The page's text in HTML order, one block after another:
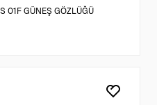
01F GÜNEŞ GÖZLÜĞÜ